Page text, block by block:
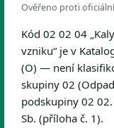
Ověřeno proti
Kód 02 02 04
vzniku“ je v
(O) — není
skupiny 02
podskupiny 02
Sb. (příloha č. 1).